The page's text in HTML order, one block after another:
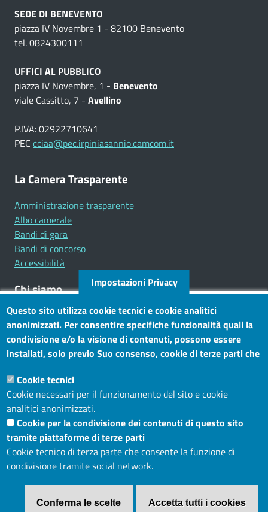
SEDE DI BENEVENTO
piazza IV Novembre 1 - 82100 Benevento
tel. 0824300111
UFFICI AL PUBBLICO
piazza IV Novembre, 1 - Benevento
viale Cassitto, 7 - Avellino
P.IVA: 02922710641
PEC cciaa@pec.irpiniasannio.camcom.it
La Camera Trasparente
Amministrazione trasparente
Albo camerale
Bandi di gara
Bandi di concorso
Accessibilità
Chi siamo
Mission
Statuto e carta dei servizi
Social
Sito web
Accesso riservato
Mappa del sito
Impostazioni Privacy
Questo sito utilizza cookie tecnici e cookie analitici
anonimizzati. Per consentire specifiche funzionalità quali la
condivisione e/o la visione di contenuti, possono essere
installati, solo previo Suo consenso, cookie di terze parti che
questo banner, può accettare tutti i cookies, selezionare le
categorie di cookie di cui consente l’utilizzo e/o modificare le
Sue preferenze. Per vedere la Cookie Policy completa, clicchi
Maggiori informazioni
Cookie tecnici
Cookie necessari per il funzionamento del sito e cookie
analitici anonimizzati.
Cookie per la condivisione dei contenuti di questo sito
tramite piattaforme di terze parti
Cookie tecnico di terza parte che consente la funzione di
condivisione tramite social network.
Conferma le scelte Accetta tutti i cookies